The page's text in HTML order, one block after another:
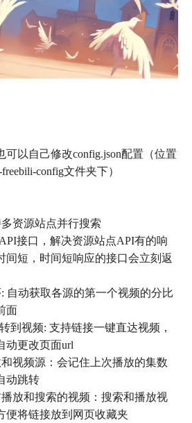
可以自己修改config.json配置（位置
config文件夹下）
资源站点并行搜索
接口，解决资源站点API有的响
间短，时间短响应的接口会立刻返
自动获取各源的第一个视频的分比
面
到视频: 支持链接一键直达视频，
动更改页面url
视频源：会记住上次播放的集数
动跳转
放和搜索的视频：搜索和播放视
便将链接放到网页收藏夹